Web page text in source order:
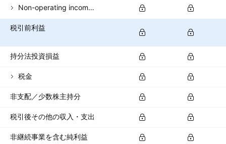
Non-operating income (total)
税引前利益
持分法投資損益
税金
非支配／少数株主持分
税引後その他の収入・支出
非継続事業を含む純利益